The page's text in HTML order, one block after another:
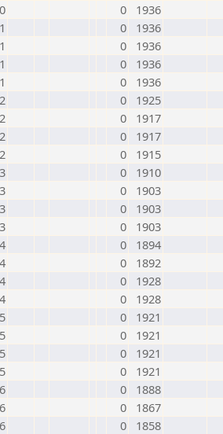
0
1936
0
1936
0
1936
0
1936
0
1936
0
1925
0
1917
0
1917
0
1915
0
1910
0
1903
0
1903
0
1903
0
1894
0
1892
0
1928
0
1928
0
1921
0
1921
0
1921
0
1921
0
1888
0
1867
0 1858